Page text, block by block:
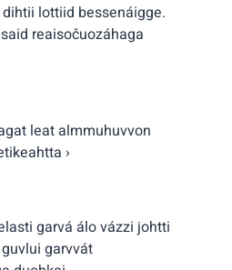
lottiid bessenáigge.
reaisočuozáhaga
leat almmuhuvvon
›
garvá álo vázzi johtti
garvvát